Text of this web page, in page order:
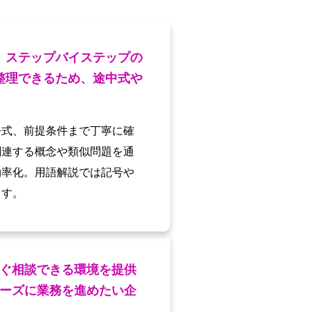
テップバイステップの
できるため、途中式や
、前提条件まで丁寧に確
する概念や類似問題を通
化。用語解説では記号や
。
相談できる環境を提供
ズに業務を進めたい企